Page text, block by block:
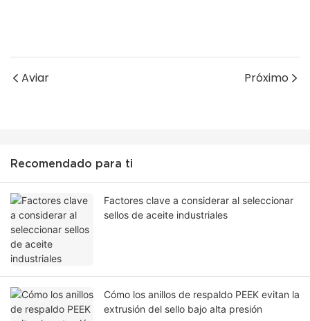
Aviar Próximo
Recomendado para ti
Factores clave a considerar al seleccionar
sellos de aceite industriales
Cómo los anillos de respaldo PEEK evitan la
extrusión del sello bajo alta presión